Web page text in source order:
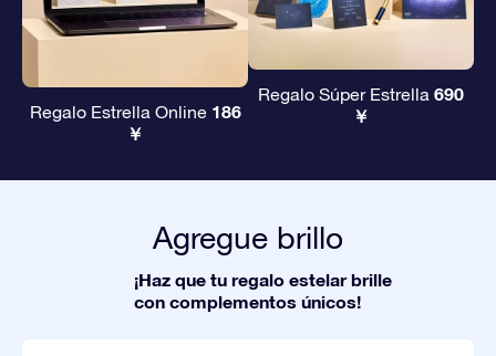
Regalo Estrella Online 186
￥
Regalo Súper Estrella 690
￥
Agregue brillo
¡Haz que tu regalo estelar brille
con complementos únicos!